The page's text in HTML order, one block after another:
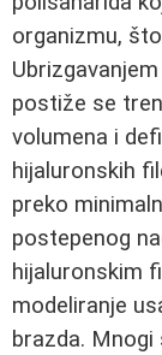
organizmu,
postiže se
volumena i
hijaluronskih
preko
postepenog
hijaluronskim
modeliranje
brazda.